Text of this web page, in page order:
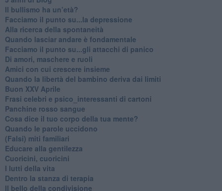
​Il bullismo ha un’età?
Facciamo il punto su...la depressione
​Alla ricerca della spontaneità
​Quando lasciar andare è fondamentale
Facciamo il punto su...gli attacchi di panico
Di amori, maschere e ruoli
​Amici con cui crescere insieme
​Quando la libertà del bambino deriva dai limiti
Buon XXV Aprile
​Frasi celebri e psico_interessanti di cartoni
​Panchine rosso sangue
​Cosa dice il tuo corpo della tua mente?
​Quando le parole uccidono
​(Falsi) miti familiari
​Educare alla gentilezza
​Cuoricini, cuoricini
I lutti della vita
​Dentro la stanza di terapia
​Il bello della condivisione